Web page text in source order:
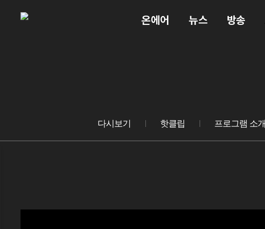
온에어 뉴스 방송
다시보기 핫클립 프로그램 소개